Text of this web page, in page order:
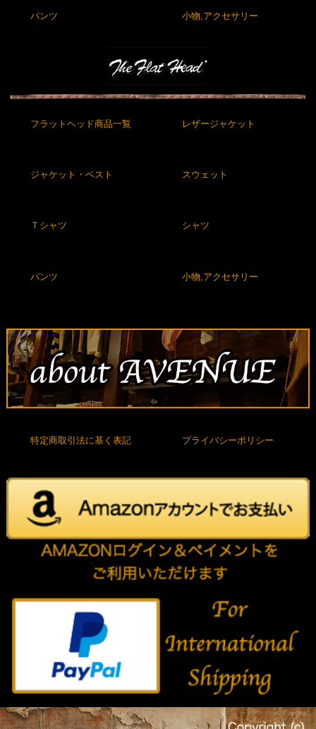
パンツ 小物,アクセサリー
フラットヘッド商品一覧 レザージャケット
ジャケット・ベスト スウェット
Ｔシャツ シャツ
パンツ 小物,アクセサリー
特定商取引法に基く表記 プライバシーポリシー